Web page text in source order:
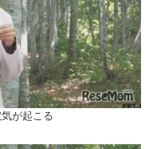
が起こる